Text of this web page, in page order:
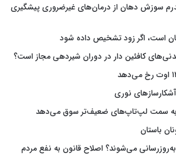
سوزش دهان از درمان‌های غیرضروری پیشگیری
است، اگر زود تشخیص داده شود
کافئین دار در دوران شیردهی مجاز است؟
نوری
به سمت لپ‌تاپ‌های ضعیف‌تر سوق می‌دهد
باستان
می‌شوند؟ اصلاح قانون به نفع مردم